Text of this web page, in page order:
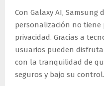
Con Galaxy AI, Samsung
personalización no
privacidad. Gracias a
usuarios pueden
con la tranquilidad de
seguros y bajo su control.